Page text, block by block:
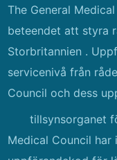
The General
beteendet att styra
Storbritannien .
servicenivå från
Council och dess
tillsynsorganet
Medical Council